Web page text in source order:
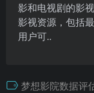
影和电视剧的影
影视资源，包括
用户可..
梦想影院数据评